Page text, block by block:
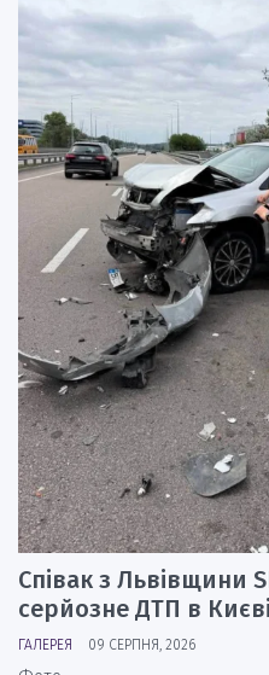
Співак з Львівщини
серйозне ДТП в Києві
ГАЛЕРЕЯ 09 СЕРПНЯ, 2026